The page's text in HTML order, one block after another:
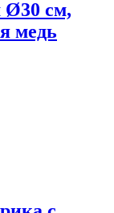
Ø30 см,
медь